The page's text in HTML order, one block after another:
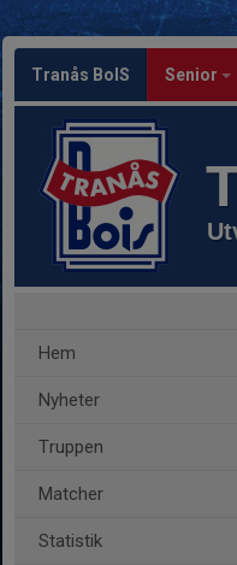
Tranås BoIS Senior
Hem
Nyheter
Truppen
Matcher
Statistik